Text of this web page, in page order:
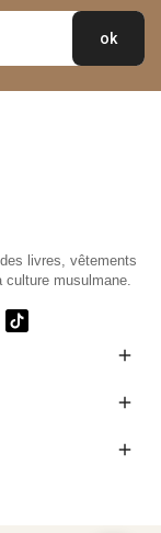
livres, vêtements
musulmane.


